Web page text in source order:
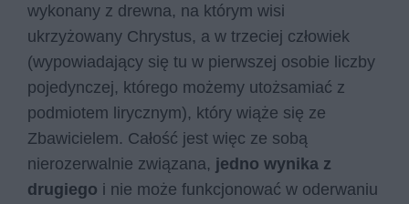
wykonany z drewna, na którym wisi
ukrzyżowany Chrystus, a w trzeciej człowiek
(wypowiadający się tu w pierwszej osobie liczby
pojedynczej, którego możemy utożsamiać z
podmiotem lirycznym), który wiąże się ze
Zbawicielem. Całość jest więc ze sobą
nierozerwalnie związana, jedno wynika z
drugiego i nie może funkcjonować w oderwaniu